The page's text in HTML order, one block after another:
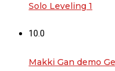
Solo Leveling 1
10.0
Makki Gan demo